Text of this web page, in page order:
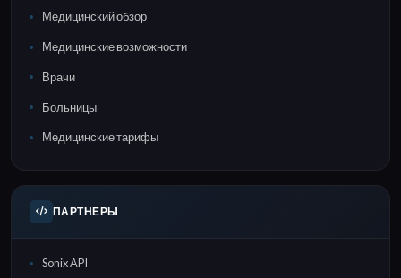
Медицинский обзор
Медицинские возможности
Врачи
Больницы
Медицинские тарифы
ПАРТНЕРЫ
Sonix API